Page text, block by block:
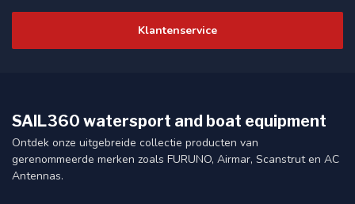
Klantenservice
SAIL360 watersport and boat equipment
Ontdek onze uitgebreide collectie producten van
gerenommeerde merken zoals FURUNO, Airmar, Scanstrut en AC
Antennas.